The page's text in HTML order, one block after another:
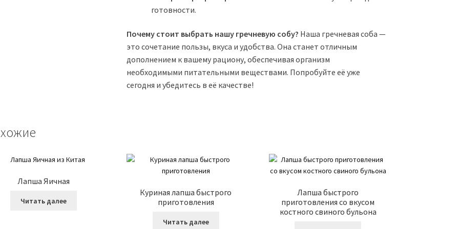
готовности.
Почему стоит выбрать нашу гречневую собу? Наша гречневая соба —
это сочетание пользы, вкуса и удобства. Она станет отличным
дополнением к вашему рациону, обеспечивая организм
необходимыми питательными веществами. Попробуйте её уже
сегодня и убедитесь в её качестве!
Лапша Яичная
Читать далее
Куриная лапша быстрого
приготовления
Читать далее
Лапша быстрого
приготовления со вкусом
костного свиного бульона